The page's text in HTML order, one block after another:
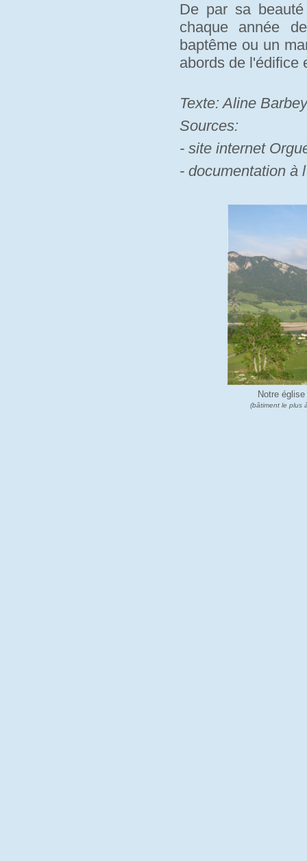
De par sa
chaque année
baptême ou un
abords de l'édifice
Texte: Aline Barbey
Sources:
- site internet
- documentation à
Notre
(bâtiment le plus